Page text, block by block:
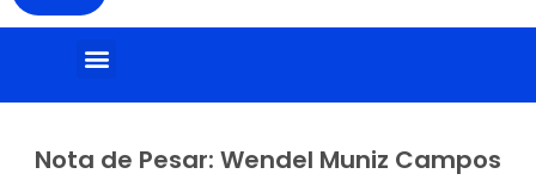
Nota de Pesar: Wendel Muniz Campos